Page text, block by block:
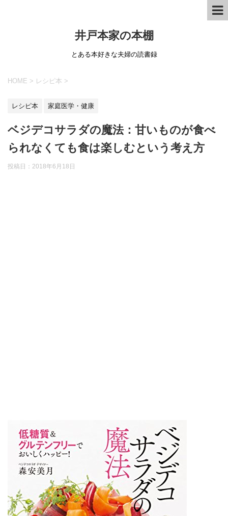
井戸本家の本棚
とある本好きな夫婦の読書録
HOME > レシピ本 >
レシピ本 家庭医学・健康
ベジデコサラダの魔法：甘いものが食べ
られなくても食は楽しむという考え方
投稿日：2018年6月18日